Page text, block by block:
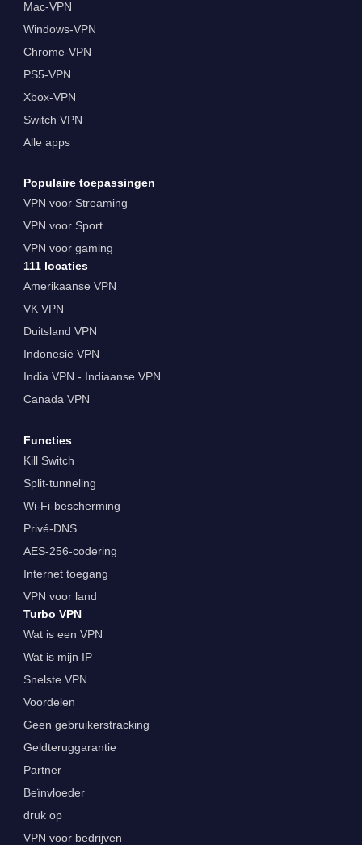
Mac-VPN
Windows-VPN
Chrome-VPN
PS5-VPN
Xbox-VPN
Switch VPN
Alle apps
Populaire toepassingen
VPN voor Streaming
VPN voor Sport
VPN voor gaming
111 locaties
Amerikaanse VPN
VK VPN
Duitsland VPN
Indonesië VPN
India VPN - Indiaanse VPN
Canada VPN
Functies
Kill Switch
Split-tunneling
Wi-Fi-bescherming
Privé-DNS
AES-256-codering
Internet toegang
VPN voor land
Turbo VPN
Wat is een VPN
Wat is mijn IP
Snelste VPN
Voordelen
Geen gebruikerstracking
Geldteruggarantie
Partner
Beïnvloeder
druk op
VPN voor bedrijven